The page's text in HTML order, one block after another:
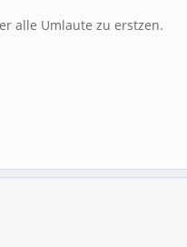
alle Umlaute zu erstzen.